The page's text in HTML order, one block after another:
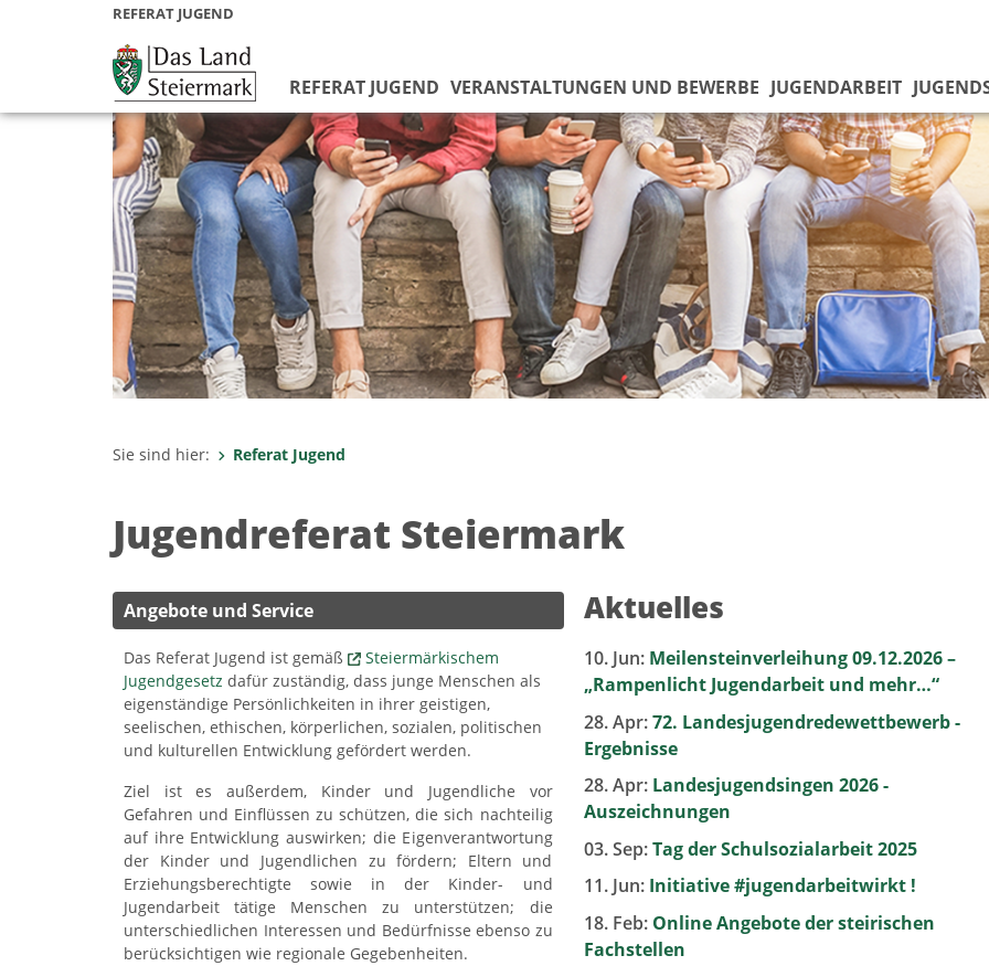
REFERAT JUGEND
REFERAT JUGEND VERANSTALTUNGEN UND BEWERBE JUGENDARBEIT
Sie sind hier: Referat Jugend
Jugendreferat Steiermark
Angebote und Service
Das Referat Jugend ist gemäß
Steiermärkischem
Jugendgesetz dafür zuständig, dass junge Menschen als
eigenständige Persönlichkeiten in ihrer geistigen,
seelischen, ethischen, körperlichen, sozialen, politischen
und kulturellen Entwicklung gefördert werden.
Ziel ist es außerdem, Kinder und Jugendliche vor
Gefahren und Einflüssen zu schützen, die sich nachteilig
auf ihre Entwicklung auswirken; die Eigenverantwortung
der Kinder und Jugendlichen zu fördern; Eltern und
Erziehungsberechtigte sowie in der Kinder- und
Jugendarbeit tätige Menschen zu unterstützen; die
unterschiedlichen Interessen und Bedürfnisse ebenso zu
berücksichtigen wie regionale Gegebenheiten.
Aktuelles
10. Jun: Meilensteinverleihung 09.12.2026 –
„Rampenlicht Jugendarbeit und mehr…“
28. Apr:72. Landesjugendredewettbewerb -
Ergebnisse
28. Apr: Landesjugendsingen 2026 -
Auszeichnungen
03. Sep:Tag der Schulsozialarbeit 2025
11. Jun: Initiative #jugendarbeitwirkt !
18. Feb: Online Angebote der steirischen
Fachstellen